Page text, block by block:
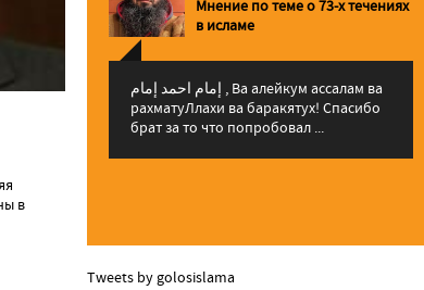
в
Мнение по теме о 73-х течениях
в исламе
إمام احمد إمام , Ва алейкум ассалам ва
рахматуЛлахи ва баракятух! Спасибо
брат за то что попробовал ...
Tweets by golosislama